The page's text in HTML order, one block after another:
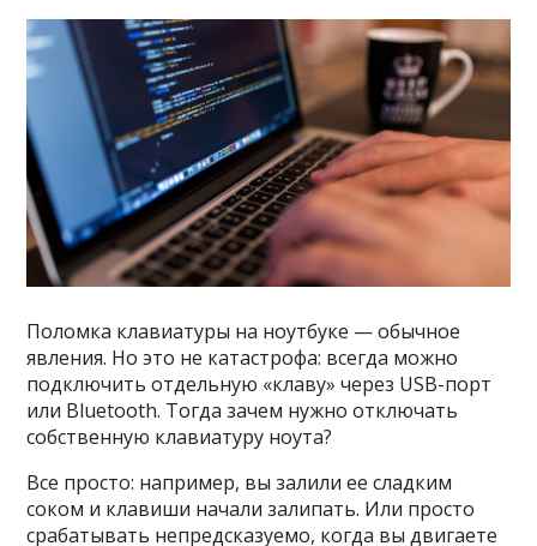
Поломка клавиатуры на ноутбуке — обычное
явления. Но это не катастрофа: всегда можно
подключить отдельную «клаву» через USB-порт
или Bluetooth. Тогда зачем нужно отключать
собственную клавиатуру ноута?
Все просто: например, вы залили ее сладким
соком и клавиши начали залипать. Или просто
срабатывать непредсказуемо, когда вы двигаете